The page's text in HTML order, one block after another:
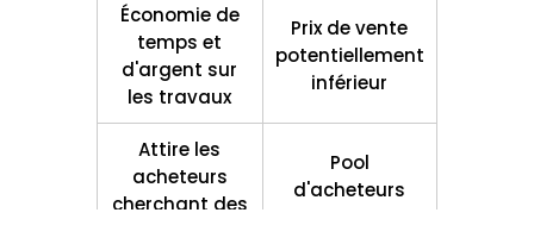
Économie de
temps et
d'argent sur
les travaux
Prix de vente
potentiellement
inférieur
Attire les
acheteurs
cherchant des
Pool
d'acheteurs